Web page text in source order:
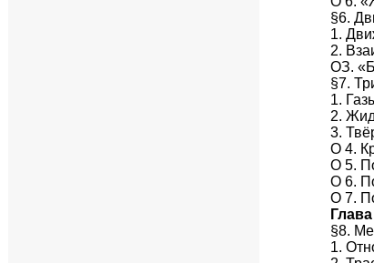
§6.
1.
2.
ОЗ.
§7.
1.
2.
3.
О 4.
О 5.
О 6.
О 7.
§8.
1.